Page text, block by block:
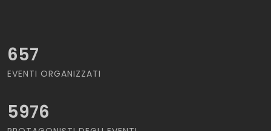
657
EVENTI ORGANIZZATI
5976